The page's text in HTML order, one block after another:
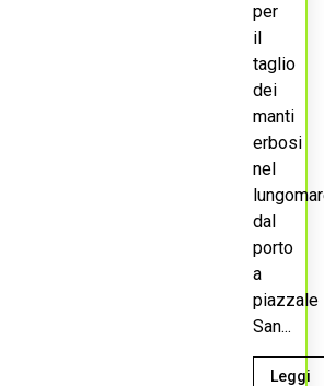
per
il
taglio
dei
manti
erbosi
nel
dal
porto
a
piazzale
San...
Leggi